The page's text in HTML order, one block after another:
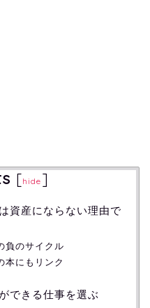
[hide ]
資産にならない理由で
負のサイクル
本にもリンク
できる仕事を選ぶ